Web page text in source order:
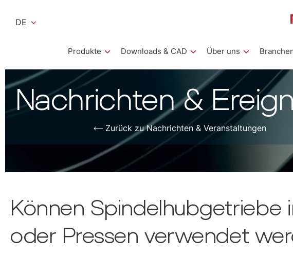
DE
Produkte Downloads & CAD Über uns
Nachrichten &
Zurück zu Nachrichten & Veranstaltungen
Können Spindelhubgetriebe
oder Pressen verwendet